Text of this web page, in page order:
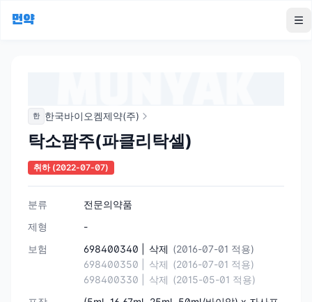
먼약
한 한국바이오켐제약(주)
탁소팜주(파클리탁셀)
취하(2022-07-07)
분류
전문의약품
제형
-
보험
698400340 | 삭제 (2016-07-01 적용)
698400350 |
삭제 (2016-07-01 적용)
698400330 |
삭제 (2015-05-01 적용)